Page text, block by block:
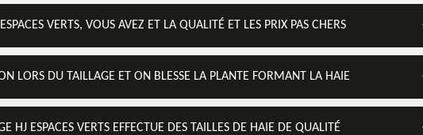
VERTS, VOUS AVEZ ET LA QUALITÉ ET LES PRIX PAS CHERS
LORS DU TAILLAGE ET ON BLESSE LA PLANTE FORMANT LA HAIE
HJ ESPACES VERTS EFFECTUE DES TAILLES DE HAIE DE QUALITÉ